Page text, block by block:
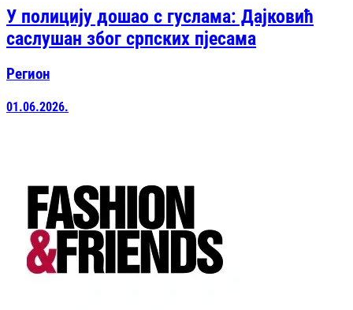
У полицију дошао с гуслама: Дајковић
саслушан због српских пјесама
Регион
01.06.2026.